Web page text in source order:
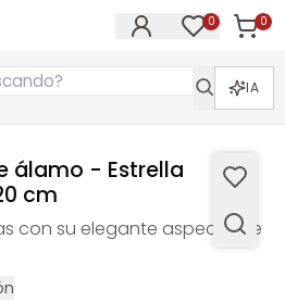
0 0
IA
álamo - Estrella
cm
con su elegante aspecto de